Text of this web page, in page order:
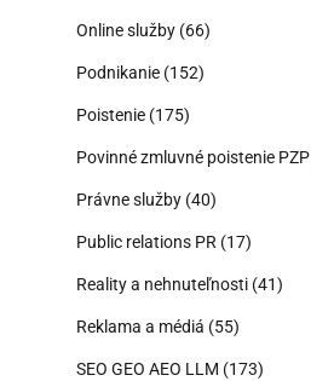
Online služby (66)
Podnikanie (152)
Poistenie (175)
Povinné zmluvné poistenie PZP
Právne služby (40)
Public relations PR (17)
Reality a nehnuteľnosti (41)
Reklama a médiá (55)
SEO GEO AEO LLM (173)